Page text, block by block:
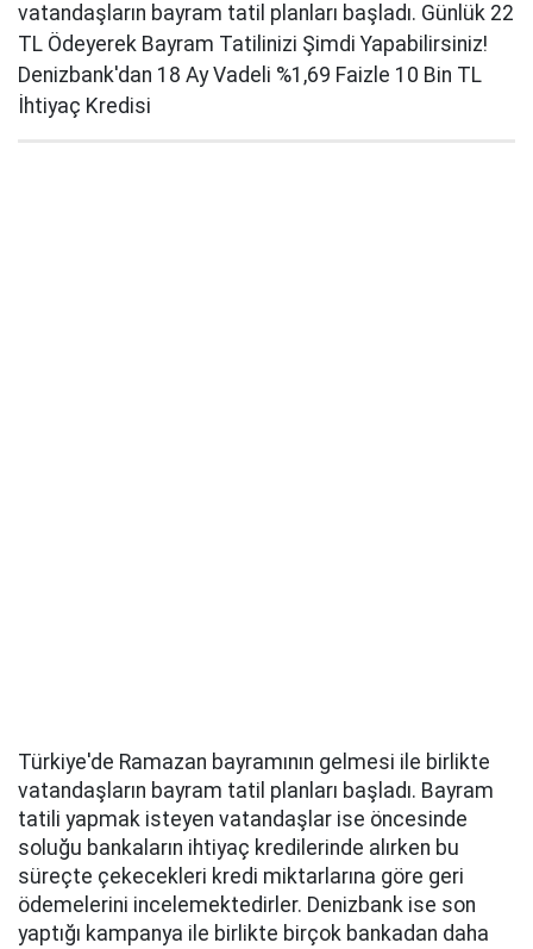
vatandaşların bayram tatil planları başladı. Günlük 22
TL Ödeyerek Bayram Tatilinizi Şimdi Yapabilirsiniz!
Denizbank'dan 18 Ay Vadeli %1,69 Faizle 10 Bin TL
İhtiyaç Kredisi
Türkiye'de Ramazan bayramının gelmesi ile birlikte
vatandaşların bayram tatil planları başladı. Bayram
tatili yapmak isteyen vatandaşlar ise öncesinde
soluğu bankaların ihtiyaç kredilerinde alırken bu
süreçte çekecekleri kredi miktarlarına göre geri
ödemelerini incelemektedirler. Denizbank ise son
yaptığı kampanya ile birlikte birçok bankadan daha